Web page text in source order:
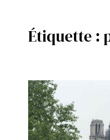
Étiquette :